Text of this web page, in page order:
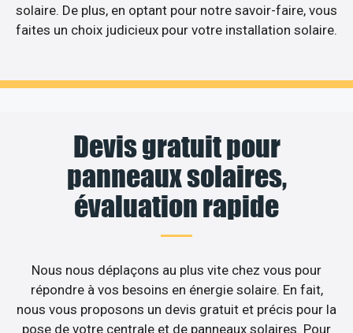
solaire. De plus, en optant pour notre savoir-faire, vous
faites un choix judicieux pour votre installation solaire.
Devis gratuit pour
panneaux solaires,
évaluation rapide
Nous nous déplaçons au plus vite chez vous pour
répondre à vos besoins en énergie solaire. En fait,
nous vous proposons un devis gratuit et précis pour la
pose de votre centrale et de panneaux solaires. Pour